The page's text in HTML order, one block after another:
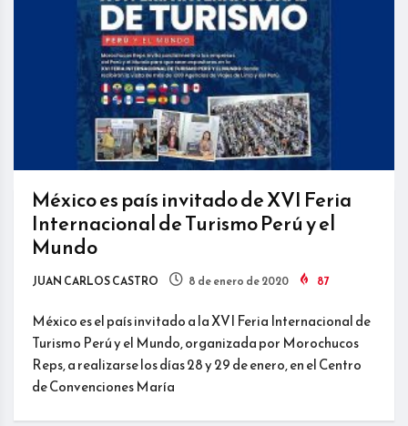
México es país invitado de XVI Feria
Internacional de Turismo Perú y el
Mundo
JUAN CARLOS CASTRO 8 de enero de 2020 87
México es el país invitado a la XVI Feria Internacional de
Turismo Perú y el Mundo, organizada por Morochucos
Reps, a realizarse los días 28 y 29 de enero, en el Centro
de Convenciones María